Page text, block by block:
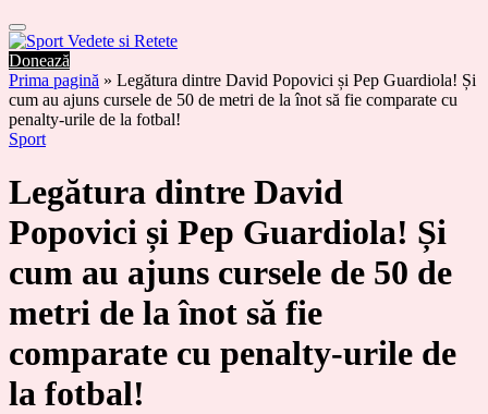
Donează
Prima pagină » Legătura dintre David Popovici și Pep Guardiola! Și
cum au ajuns cursele de 50 de metri de la înot să fie comparate cu
penalty-urile de la fotbal!
Sport
Legătura dintre David
Popovici și Pep Guardiola! Și
cum au ajuns cursele de 50 de
metri de la înot să fie
comparate cu penalty-urile de
la fotbal!